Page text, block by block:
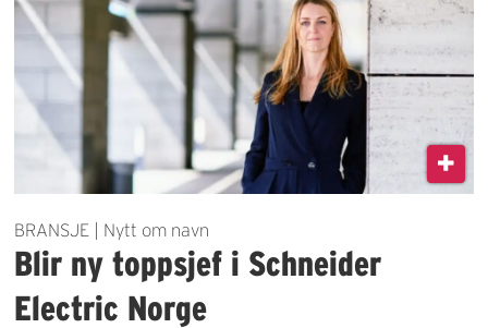
BRANSJE | Nytt om navn
Blir ny toppsjef i Schneider
Electric Norge